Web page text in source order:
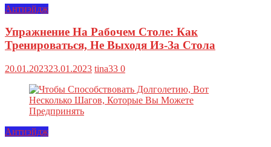
Антиэйдж
Упражнение На Рабочем Столе: Как
Тренироваться, Не Выходя Из-За Стола
20.01.202323.01.2023 tina33 0
Антиэйдж